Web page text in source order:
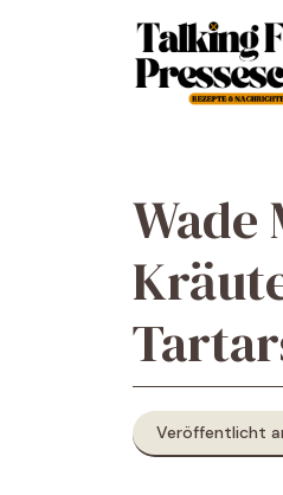
Wade
Veröffentlicht